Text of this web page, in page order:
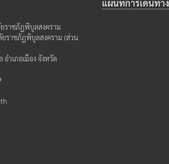
ยราชภัฏพิบูลสงคราม
ราชภัฏพิบูลสงคราม (ส่วน
ำเภอเมือง จังหวัด
แผนที่การเดินทาง